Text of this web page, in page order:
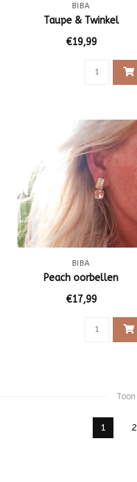
BIBA
Taupe & Twinkel
€19,99
BIBA
Peach oorbellen
€17,99
Toon
1 2